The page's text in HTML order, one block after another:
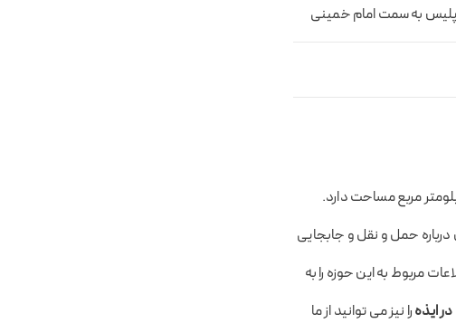
پلیس به سمت امام خمینی
از شهرستان های استان خوزستان واقع در جنوب ایران می باشد که ۳۹۳ کیلومتر مربع مساحت دارد.
حمل و نقل و جابجایی
مربوط به این حوزه را به
ایذهرا نیز می توانید از ما